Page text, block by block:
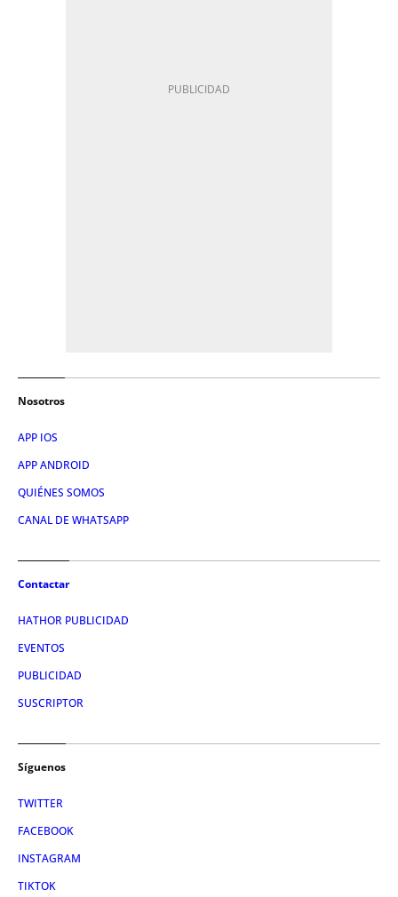
Nosotros
APP IOS
APP ANDROID
QUIÉNES SOMOS
CANAL DE WHATSAPP
Contactar
HATHOR PUBLICIDAD
EVENTOS
PUBLICIDAD
SUSCRIPTOR
Síguenos
TWITTER
FACEBOOK
INSTAGRAM
TIKTOK